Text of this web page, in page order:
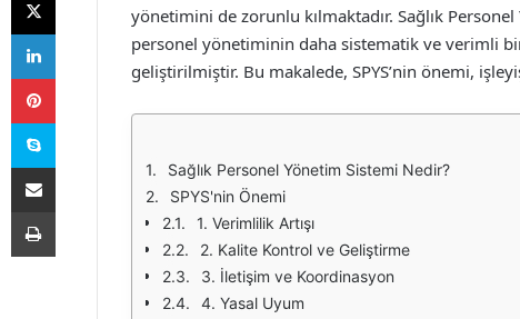
yönetimini de zorunlu kılmaktadır. Sağlık
personel yönetiminin daha sistematik ve verimli
geliştirilmiştir. Bu makalede, SPYS’nin önemi,
Sağlık Personel Yönetim Sistemi Nedir?
SPYS'nin Önemi
1. Verimlilik Artışı
2. Kalite Kontrol ve Geliştirme
3. İletişim ve Koordinasyon
4. Yasal Uyum
LinkedIn
Pinterest
Skype
E-Posta ile paylaş